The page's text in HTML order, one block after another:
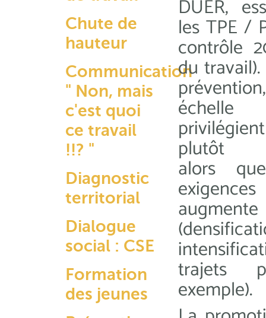
Chute de
hauteur
Communication
" Non, mais
c'est quoi
ce travail
!!? "
Diagnostic
territorial
Dialogue
social : CSE
Formation
des jeunes
DUER,
les TPE /
contrôle
du
échelle
plutôt
alors
trajets
exemple).